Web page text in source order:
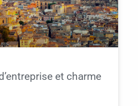
et charme